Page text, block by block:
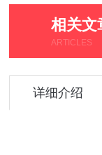
相关文
ARTICLES
详细介绍